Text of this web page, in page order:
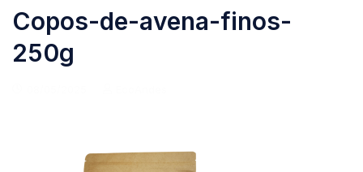
Copos-de-avena-finos-
250g